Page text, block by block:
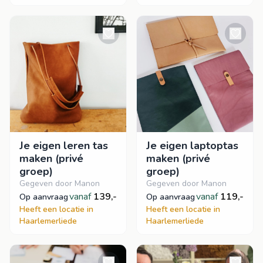
Je eigen leren tas
maken (privé
groep)
Gegeven door Manon
op aanvraagvanaf 139,-
Heeft een locatie in
Haarlemerliede
Je eigen laptoptas
maken (privé
groep)
Gegeven door Manon
op aanvraagvanaf 119,-
Heeft een locatie in
Haarlemerliede